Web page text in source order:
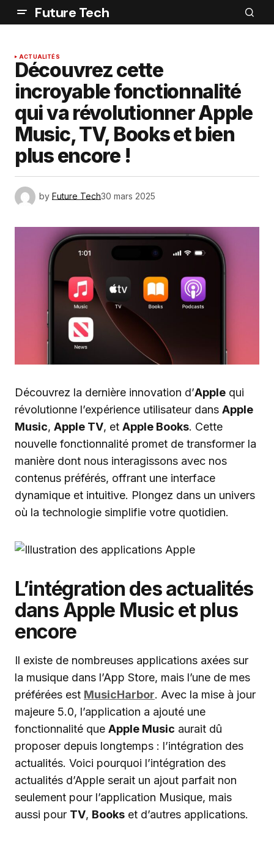
Future Tech
ACTUALITÉS
Découvrez cette
incroyable fonctionnalité
qui va révolutionner Apple
Music, TV, Books et bien
plus encore !
by Future Tech30 mars 2025
Découvrez la dernière innovation d’Apple qui
révolutionne l’expérience utilisateur dans Apple
Music, Apple TV, et Apple Books. Cette
nouvelle fonctionnalité promet de transformer la
manière dont nous interagissons avec nos
contenus préférés, offrant une interface
dynamique et intuitive. Plongez dans un univers
où la technologie simplifie votre quotidien.
L’intégration des actualités
dans Apple Music et plus
encore
Il existe de nombreuses applications axées sur
la musique dans l’App Store, mais l’une de mes
préférées est MusicHarbor. Avec la mise à jour
majeure 5.0, l’application a ajouté une
fonctionnalité que Apple Music aurait dû
proposer depuis longtemps : l’intégration des
actualités. Voici pourquoi l’intégration des
actualités d’Apple serait un ajout parfait non
seulement pour l’application Musique, mais
aussi pour TV, Books et d’autres applications.